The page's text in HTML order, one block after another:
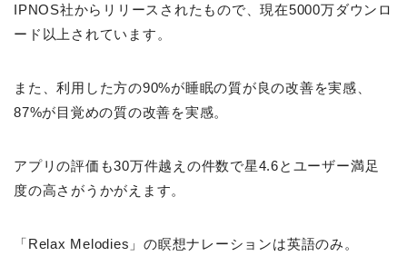
IPNOS社からリリースされたもので、現在5000万ダウンロ
ード以上されています。
また、利用した方の90%が睡眠の質が良の改善を実感、
87%が目覚めの質の改善を実感。
アプリの評価も30万件越えの件数で星4.6とユーザー満足
度の高さがうかがえます。
「Relax Melodies」の瞑想ナレーションは英語のみ。